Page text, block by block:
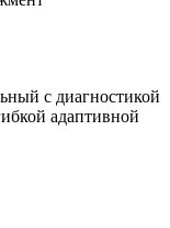
с диагностикой
адаптивной